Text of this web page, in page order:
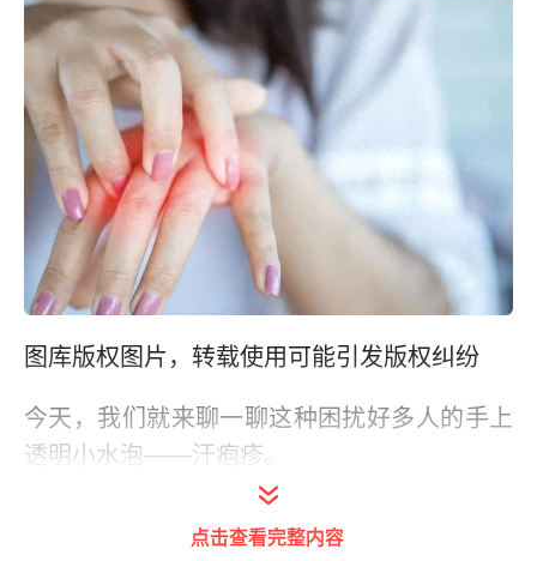
图库版权图片，转载使用可能引发版权纠纷
今天，我们就来聊一聊这种困扰好多人的手上
透明小水泡——汗疱疹。
点击查看完整内容